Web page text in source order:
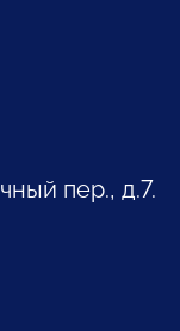
пер., д.7.